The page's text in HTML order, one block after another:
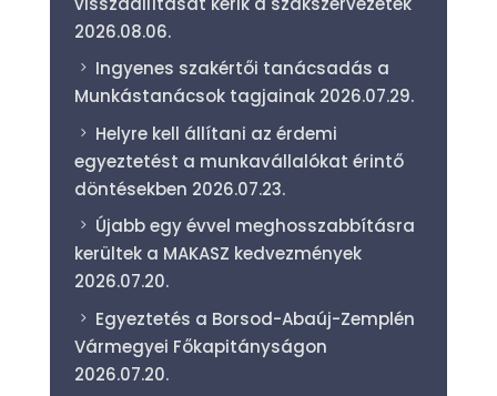
2026.08.06.
Ingyenes szakértői tanácsadás a
Munkástanácsok tagjainak 2026.07.29.
Helyre kell állítani az érdemi
egyeztetést a munkavállalókat érintő
döntésekben 2026.07.23.
Újabb egy évvel meghosszabbításra
kerültek a MAKASZ kedvezmények
2026.07.20.
Egyeztetés a Borsod-Abaúj-Zemplén
Vármegyei Főkapitányságon
2026.07.20.